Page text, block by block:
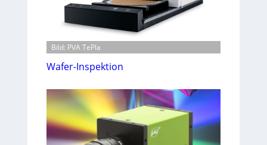
Bild: PVA TePla
Wafer-Inspektion